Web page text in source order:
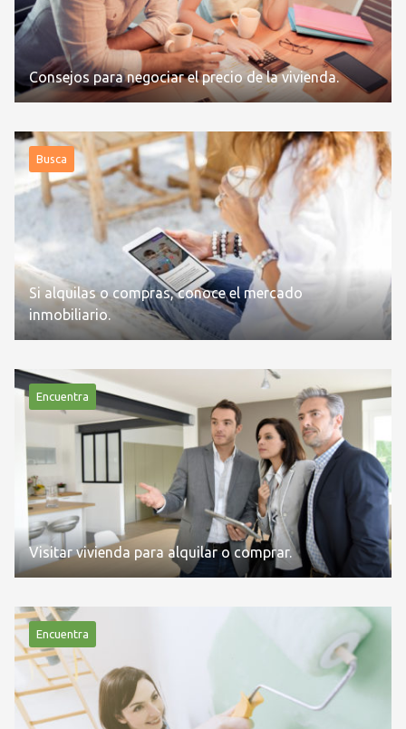
Consejos para negociar el precio de la vivienda.
Busca
Si alquilas o compras, conoce el mercado
inmobiliario.
Encuentra
Visitar vivienda para alquilar o comprar.
Encuentra